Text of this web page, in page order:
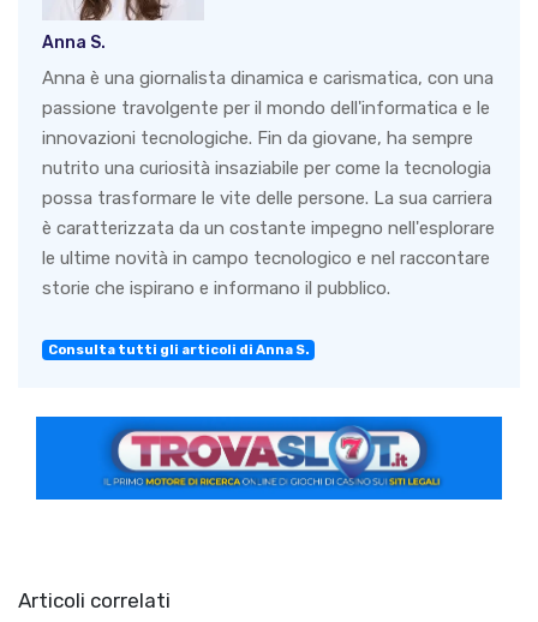
Anna S.
Anna è una giornalista dinamica e carismatica, con una
passione travolgente per il mondo dell'informatica e le
innovazioni tecnologiche. Fin da giovane, ha sempre
nutrito una curiosità insaziabile per come la tecnologia
possa trasformare le vite delle persone. La sua carriera
è caratterizzata da un costante impegno nell'esplorare
le ultime novità in campo tecnologico e nel raccontare
storie che ispirano e informano il pubblico.
Consulta tutti gli articoli di Anna S.
Articoli correlati